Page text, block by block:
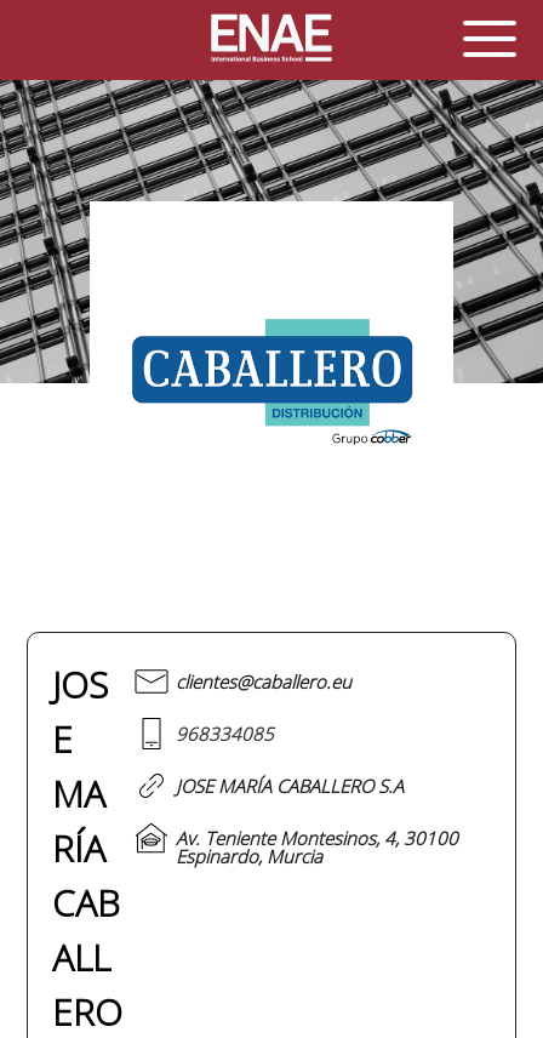
JOS
E
MA
RÍA
CAB
ALL
ERO
clientes@caballero.eu
968334085
JOSE MARÍA CABALLERO S.A
Av. Teniente Montesinos, 4, 30100
Espinardo, Murcia